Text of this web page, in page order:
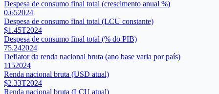
Despesa de consumo final total (crescimento anual %)
0.652024
Despesa de consumo final total (LCU constante)
$1.45T2024
Despesa de consumo final total (% do PIB)
75.242024
Deflator da renda nacional bruta (ano base varia por país)
1152024
Renda nacional bruta (USD atual)
$2.33T2024
Renda nacional bruta (LCU atual)